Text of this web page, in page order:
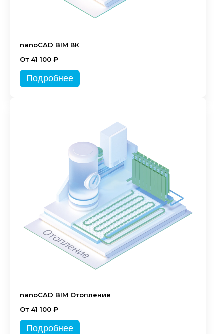
nanoCAD BIM ВК
От 41 100 ₽
Подробнее
nanoCAD BIM Отопление
От 41 100 ₽
Подробнее